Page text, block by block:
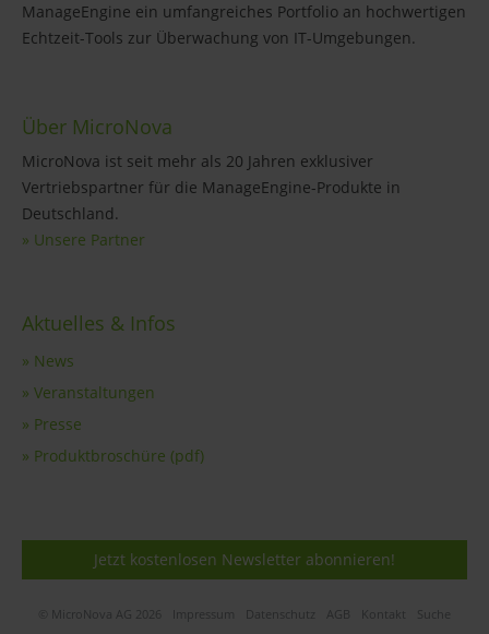
ManageEngine ein umfangreiches Portfolio an hochwertigen
Echtzeit-Tools zur Überwachung von IT-Umgebungen.
Über MicroNova
MicroNova ist seit mehr als 20 Jahren exklusiver
Vertriebspartner für die ManageEngine-Produkte in
Deutschland.
» Unsere Partner
Aktuelles & Infos
» News
» Veranstaltungen
» Presse
» Produktbroschüre (pdf)
Jetzt kostenlosen Newsletter abonnieren!
© MicroNova AG 2026 Impressum Datenschutz AGB Kontakt
Suche